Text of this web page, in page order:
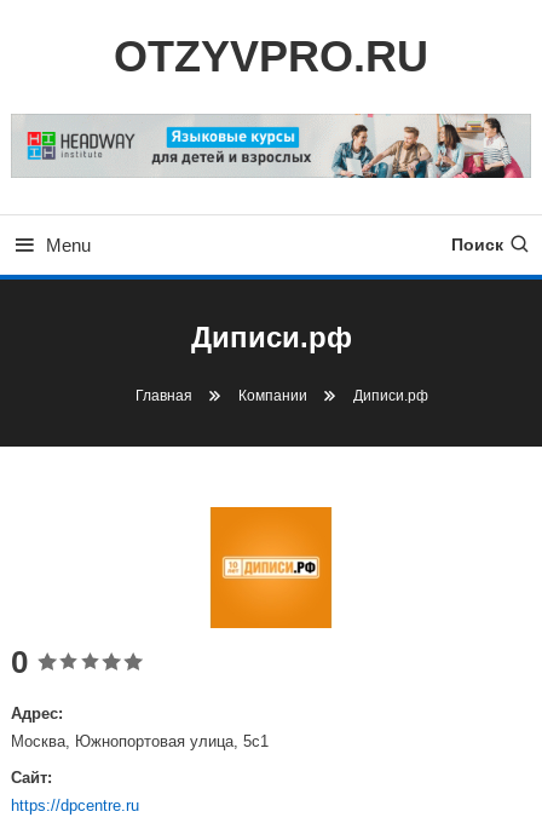
OTZYVPRO.RU
Menu Поиск
Диписи.рф
Главная Компании Диписи.рф
0
Адрес:
Москва, Южнопортовая улица, 5с1
Сайт:
https://dpcentre.ru